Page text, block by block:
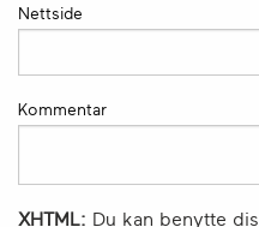
Nettside
Kommentar
XHTML: Du kan benytte